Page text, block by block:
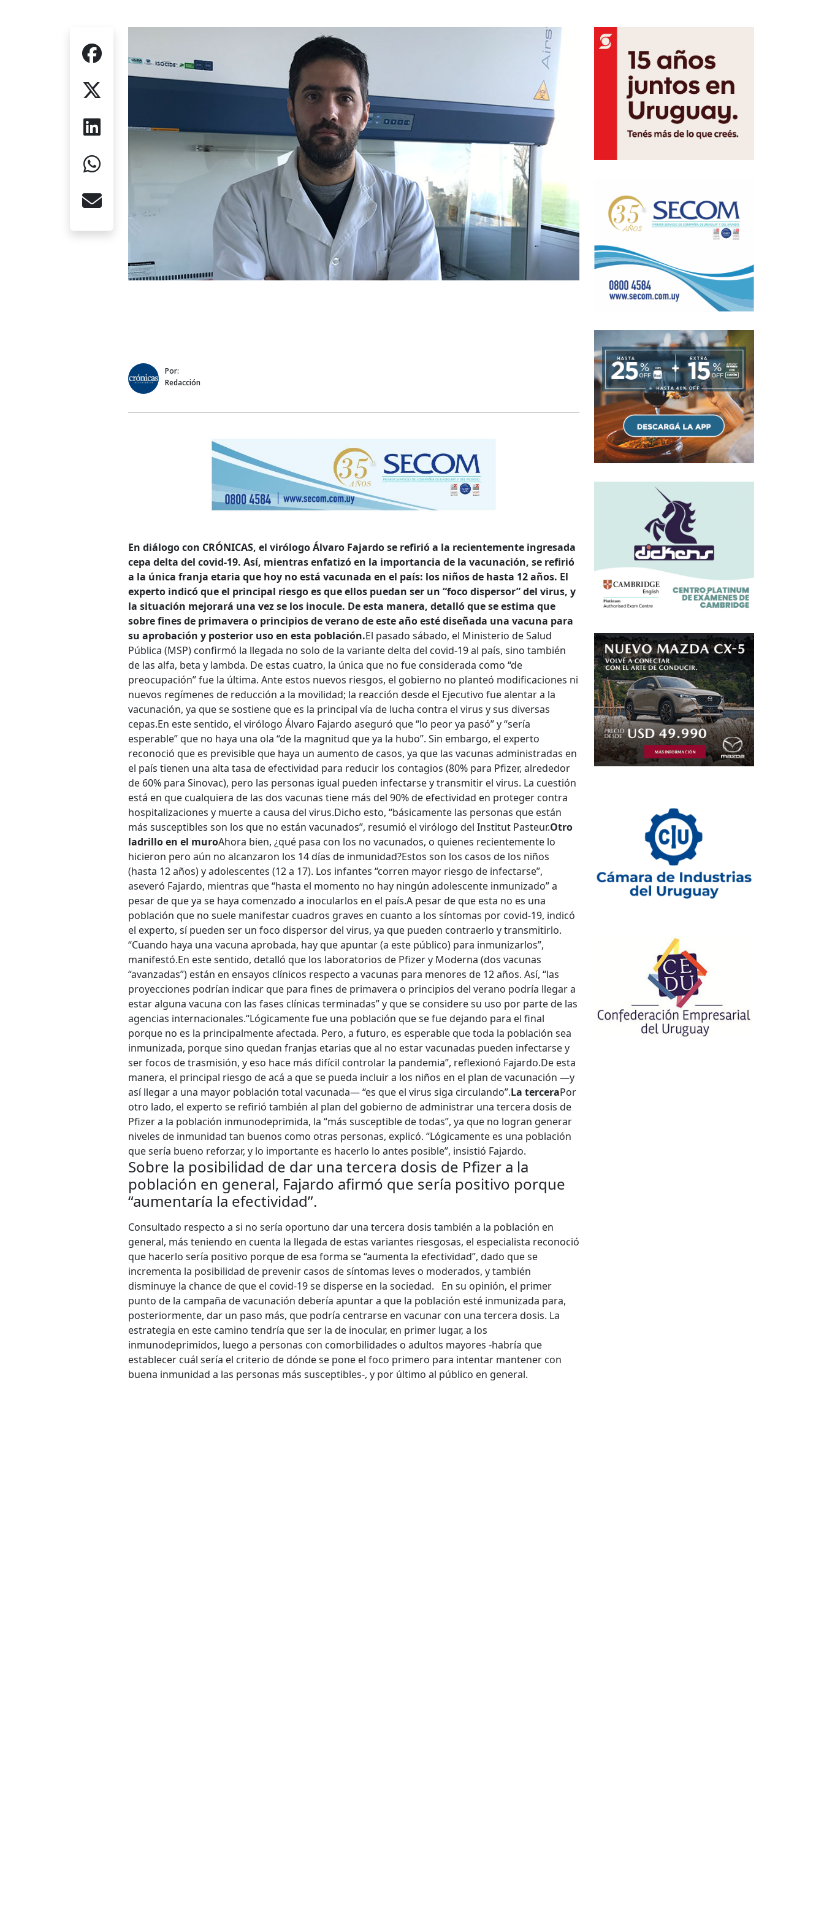
Por:
Redacción
En diálogo con CRÓNICAS, el virólogo Álvaro Fajardo se refirió a la recientemente ingresada
cepa delta del covid-19. Así, mientras enfatizó en la importancia de la vacunación, se refirió
a la única franja etaria que hoy no está vacunada en el país: los niños de hasta 12 años. El
experto indicó que el principal riesgo es que ellos puedan ser un “foco dispersor” del virus, y
la situación mejorará una vez se los inocule. De esta manera, detalló que se estima que
sobre fines de primavera o principios de verano de este año esté diseñada una vacuna para
su aprobación y posterior uso en esta población.El pasado sábado, el Ministerio de Salud
Pública (MSP) confirmó la llegada no solo de la variante delta del covid-19 al país, sino también
de las alfa, beta y lambda. De estas cuatro, la única que no fue considerada como “de
preocupación” fue la última. Ante estos nuevos riesgos, el gobierno no planteó modificaciones ni
nuevos regímenes de reducción a la movilidad; la reacción desde el Ejecutivo fue alentar a la
vacunación, ya que se sostiene que es la principal vía de lucha contra el virus y sus diversas
cepas.En este sentido, el virólogo Álvaro Fajardo aseguró que “lo peor ya pasó” y “sería
esperable” que no haya una ola “de la magnitud que ya la hubo”. Sin embargo, el experto
reconoció que es previsible que haya un aumento de casos, ya que las vacunas administradas en
el país tienen una alta tasa de efectividad para reducir los contagios (80% para Pfizer, alrededor
de 60% para Sinovac), pero las personas igual pueden infectarse y transmitir el virus. La cuestión
está en que cualquiera de las dos vacunas tiene más del 90% de efectividad en proteger contra
hospitalizaciones y muerte a causa del virus.Dicho esto, “básicamente las personas que están
más susceptibles son los que no están vacunados”, resumió el virólogo del Institut Pasteur.Otro
ladrillo en el muroAhora bien, ¿qué pasa con los no vacunados, o quienes recientemente lo
hicieron pero aún no alcanzaron los 14 días de inmunidad?Estos son los casos de los niños
(hasta 12 años) y adolescentes (12 a 17). Los infantes “corren mayor riesgo de infectarse”,
aseveró Fajardo, mientras que “hasta el momento no hay ningún adolescente inmunizado” a
pesar de que ya se haya comenzado a inocularlos en el país.A pesar de que esta no es una
población que no suele manifestar cuadros graves en cuanto a los síntomas por covid-19, indicó
el experto, sí pueden ser un foco dispersor del virus, ya que pueden contraerlo y transmitirlo.
“Cuando haya una vacuna aprobada, hay que apuntar (a este público) para inmunizarlos”,
manifestó.En este sentido, detalló que los laboratorios de Pfizer y Moderna (dos vacunas
“avanzadas”) están en ensayos clínicos respecto a vacunas para menores de 12 años. Así, “las
proyecciones podrían indicar que para fines de primavera o principios del verano podría llegar a
estar alguna vacuna con las fases clínicas terminadas” y que se considere su uso por parte de las
agencias internacionales.“Lógicamente fue una población que se fue dejando para el final
porque no es la principalmente afectada. Pero, a futuro, es esperable que toda la población sea
inmunizada, porque sino quedan franjas etarias que al no estar vacunadas pueden infectarse y
ser focos de trasmisión, y eso hace más difícil controlar la pandemia”, reflexionó Fajardo.De esta
manera, el principal riesgo de acá a que se pueda incluir a los niños en el plan de vacunación —y
así llegar a una mayor población total vacunada— “es que el virus siga circulando”.La terceraPor
otro lado, el experto se refirió también al plan del gobierno de administrar una tercera dosis de
Pfizer a la población inmunodeprimida, la “más susceptible de todas”, ya que no logran generar
niveles de inmunidad tan buenos como otras personas, explicó. “Lógicamente es una población
que sería bueno reforzar, y lo importante es hacerlo lo antes posible”, insistió Fajardo.
Sobre la posibilidad de dar una tercera dosis de Pfizer a la
población en general, Fajardo afirmó que sería positivo porque
“aumentaría la efectividad”.
Consultado respecto a si no sería oportuno dar una tercera dosis también a la población en
general, más teniendo en cuenta la llegada de estas variantes riesgosas, el especialista reconoció
que hacerlo sería positivo porque de esa forma se “aumenta la efectividad”, dado que se
incrementa la posibilidad de prevenir casos de síntomas leves o moderados, y también
disminuye la chance de que el covid-19 se disperse en la sociedad. En su opinión, el primer
punto de la campaña de vacunación debería apuntar a que la población esté inmunizada para,
posteriormente, dar un paso más, que podría centrarse en vacunar con una tercera dosis. La
estrategia en este camino tendría que ser la de inocular, en primer lugar, a los
inmunodeprimidos, luego a personas con comorbilidades o adultos mayores -habría que
establecer cuál sería el criterio de dónde se pone el foco primero para intentar mantener con
buena inmunidad a las personas más susceptibles-, y por último al público en general.